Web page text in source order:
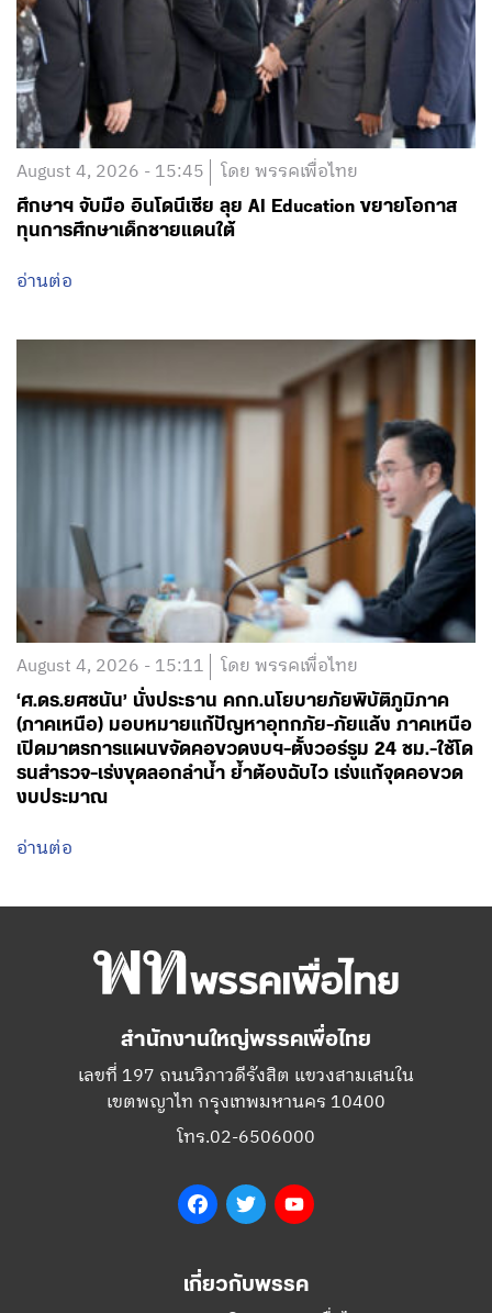
August 4, 2026 - 15:45 โดย พรรคเพื่อไทย
ศึกษาฯ จับมือ อินโดนีเซีย ลุย AI Education ขยายโอกาส
ทุนการศึกษาเด็กชายแดนใต้
อ่านต่อ
August 4, 2026 - 15:11 โดย พรรคเพื่อไทย
‘ศ.ดร.ยศชนัน’ นั่งประธาน คกก.นโยบายภัยพิบัติภูมิภาค
(ภาคเหนือ) มอบหมายแก้ปัญหาอุทกภัย-ภัยแล้ง ภาคเหนือ
เปิดมาตรการแผนขจัดคอขวดงบฯ-ตั้งวอร์รูม 24 ชม.-ใช้โด
รนสำรวจ-เร่งขุดลอกลำน้ำ ย้ำต้องฉับไว เร่งแก้จุดคอขวด
งบประมาณ
อ่านต่อ
สำนักงานใหญ่พรรคเพื่อไทย
เลขที่ 197 ถนนวิภาวดีรังสิต แขวงสามเสนใน
เขตพญาไท กรุงเทพมหานคร 10400
โทร.02-6506000
FacebookTwitter
เกี่ยวกับพรรค